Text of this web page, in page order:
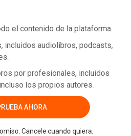
el contenido de la plataforma.
incluidos audiolibros, podcasts,
por profesionales, incluidos
los propios autores.
AHORA
Cancele cuando quiera.